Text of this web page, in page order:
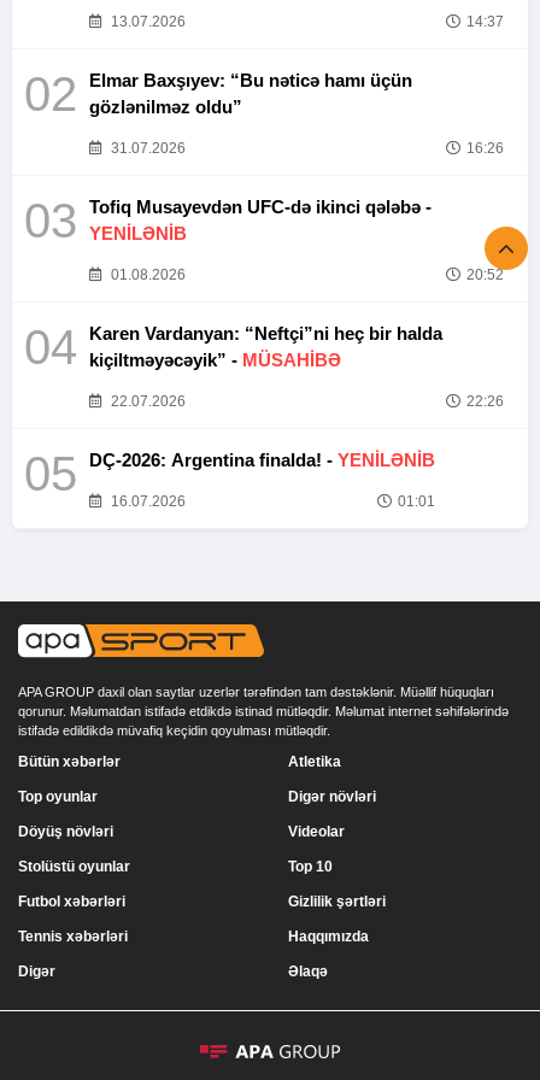
13.07.2026 14:37
02
Elmar Baxşıyev: “Bu nəticə hamı üçün
gözlənilməz oldu”
31.07.2026 16:26
03
Tofiq Musayevdən UFC-də ikinci qələbə -
YENİLƏNİB
01.08.2026 20:52
04
Karen Vardanyan: “Neftçi”ni heç bir halda
kiçiltməyəcəyik” - MÜSAHİBƏ
22.07.2026 22:26
05 DÇ-2026: Argentina finalda! - YENİLƏNİB
16.07.2026 01:01
APA GROUP daxil olan saytlar uzerlər tərəfindən tam dəstəklənir. Müəllif hüquqları
qorunur. Məlumatdan istifadə etdikdə istinad mütləqdir. Məlumat internet səhifələrində
istifadə edildikdə müvafiq keçidin qoyulması mütləqdir.
Bütün xəbərlər
Top oyunlar
Döyüş növləri
Stolüstü oyunlar
Atletika
Digər növləri
Videolar
Top 10
Futbol xəbərləri
Tennis xəbərləri
Digər
Gizlilik şərtləri
Haqqımızda
Əlaqə